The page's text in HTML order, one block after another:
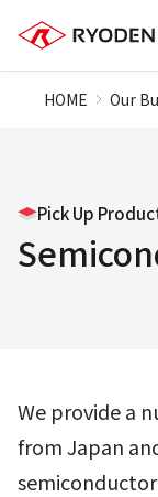
HOME Our
Pick Up
We provide a
from Japan